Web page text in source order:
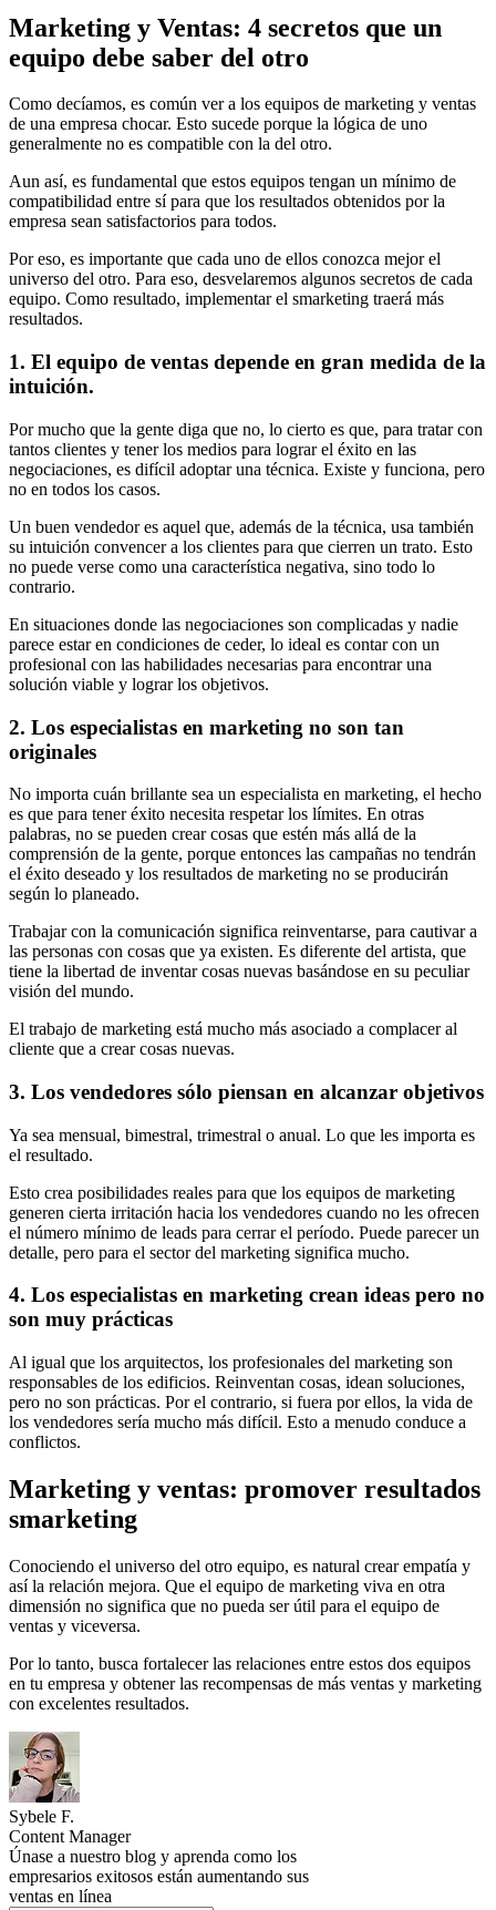
Marketing y Ventas: 4 secretos que un
equipo debe saber del otro
Como decíamos, es común ver a los equipos de marketing y ventas
de una empresa chocar. Esto sucede porque la lógica de uno
generalmente no es compatible con la del otro.
Aun así, es fundamental que estos equipos tengan un mínimo de
compatibilidad entre sí para que los resultados obtenidos por la
empresa sean satisfactorios para todos.
Por eso, es importante que cada uno de ellos conozca mejor el
universo del otro. Para eso, desvelaremos algunos secretos de cada
equipo. Como resultado, implementar el smarketing traerá más
resultados.
1. El equipo de ventas depende en gran medida de la
intuición.
Por mucho que la gente diga que no, lo cierto es que, para tratar con
tantos clientes y tener los medios para lograr el éxito en las
negociaciones, es difícil adoptar una técnica. Existe y funciona, pero
no en todos los casos.
Un buen vendedor es aquel que, además de la técnica, usa también
su intuición convencer a los clientes para que cierren un trato. Esto
no puede verse como una característica negativa, sino todo lo
contrario.
En situaciones donde las negociaciones son complicadas y nadie
parece estar en condiciones de ceder, lo ideal es contar con un
profesional con las habilidades necesarias para encontrar una
solución viable y lograr los objetivos.
2. Los especialistas en marketing no son tan
originales
No importa cuán brillante sea un especialista en marketing, el hecho
es que para tener éxito necesita respetar los límites. En otras
palabras, no se pueden crear cosas que estén más allá de la
comprensión de la gente, porque entonces las campañas no tendrán
el éxito deseado y los resultados de marketing no se producirán
según lo planeado.
Trabajar con la comunicación significa reinventarse, para cautivar a
las personas con cosas que ya existen. Es diferente del artista, que
tiene la libertad de inventar cosas nuevas basándose en su peculiar
visión del mundo.
El trabajo de marketing está mucho más asociado a complacer al
cliente que a crear cosas nuevas.
3. Los vendedores sólo piensan en alcanzar objetivos
Ya sea mensual, bimestral, trimestral o anual. Lo que les importa es
el resultado.
Esto crea posibilidades reales para que los equipos de marketing
generen cierta irritación hacia los vendedores cuando no les ofrecen
el número mínimo de leads para cerrar el período. Puede parecer un
detalle, pero para el sector del marketing significa mucho.
4. Los especialistas en marketing crean ideas pero no
son muy prácticas
Al igual que los arquitectos, los profesionales del marketing son
responsables de los edificios. Reinventan cosas, idean soluciones,
pero no son prácticas. Por el contrario, si fuera por ellos, la vida de
los vendedores sería mucho más difícil. Esto a menudo conduce a
conflictos.
Marketing y ventas: promover resultados
smarketing
Conociendo el universo del otro equipo, es natural crear empatía y
así la relación mejora. Que el equipo de marketing viva en otra
dimensión no significa que no pueda ser útil para el equipo de
ventas y viceversa.
Por lo tanto, busca fortalecer las relaciones entre estos dos equipos
en tu empresa y obtener las recompensas de más ventas y marketing
con excelentes resultados.
Sybele F.
Content Manager
Únase a nuestro blog y aprenda como los
empresarios exitosos están aumentando sus
ventas en línea